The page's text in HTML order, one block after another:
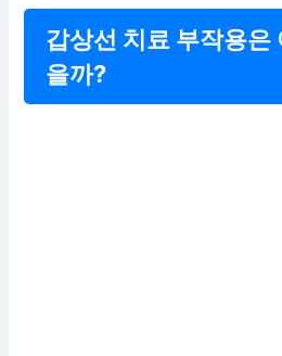
갑상선 치료 부작용은
을까?